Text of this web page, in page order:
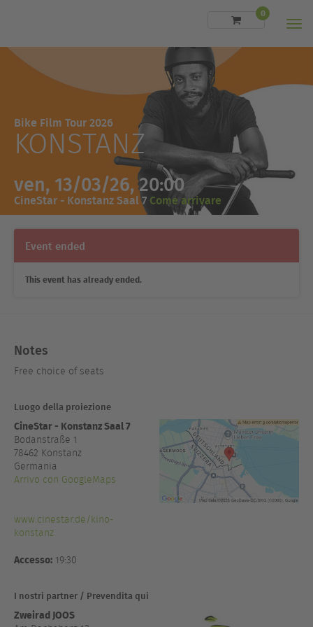
0
Bike Film Tour 2026
KONSTANZ
ven, 13/03/26, 20:00
CineStar - Konstanz Saal 7 Come arrivare
Event ended
This event has already ended.
Notes
Free choice of seats
Luogo della proiezione
CineStar - Konstanz Saal 7
Bodanstraße 1
78462 Konstanz
Germania
Arrivo con GoogleMaps
www.cinestar.de/kino-
konstanz
Accesso: 19:30
I nostri partner / Prevendita qui
Zweirad JOOS